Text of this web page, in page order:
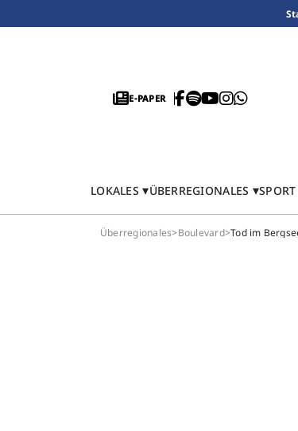
E-PAPER
LOKALES ÜBERREGIONALES SPORT
Überregionales>Boulevard>Tod im